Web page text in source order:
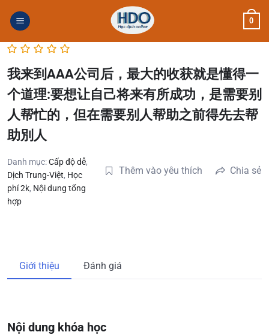
0
我来到AAA公司后，最大的收获就是懂得一
个道理:要想让自己将来有所成功，是需要别
人帮忙的，但在需要别人帮助之前得先去帮
助別人
Danh mục:Cấp độ dễ,
Dịch Trung-Việt, Học
phí 2k, Nội dung tổng
hợp
Thêm vào yêu thích Chia sẻ
Giới thiệu Đánh giá
Nội dung khóa học